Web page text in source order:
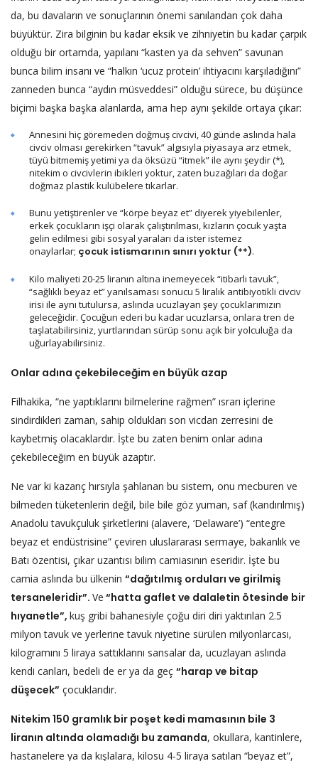
da, bu davaların ve sonuçlarının önemi sanılandan çok daha
büyüktür. Zira bilginin bu kadar eksik ve zihniyetin bu kadar çarpık
olduğu bir ortamda, yapılanı “kasten ya da sehven” savunan
bunca bilim insanı ve “halkın ‘ucuz protein’ ihtiyacını karşıladığını”
zanneden bunca “aydın müsveddesi” olduğu sürece, bu düşünce
biçimi başka başka alanlarda, ama hep aynı şekilde ortaya çıkar:
Annesini hiç göremeden doğmuş civcivi, 40 günde aslında hala
civciv olması gerekirken “tavuk” algısıyla piyasaya arz etmek,
tüyü bitmemiş yetimi ya da öksüzü “itmek” ile aynı şeydir (*),
nitekim o civcivlerin ibikleri yoktur, zaten buzağıları da doğar
doğmaz plastik kulübelere tıkarlar.
Bunu yetiştirenler ve “körpe beyaz et” diyerek yiyebilenler,
erkek çocukların işçi olarak çalıştırılması, kızların çocuk yaşta
gelin edilmesi gibi sosyal yaraları da ister istemez
onaylarlar; çocuk istismarının sınırı yoktur (**).
Kilo maliyeti 20-25 liranın altına inemeyecek “itibarlı tavuk”,
“sağlıklı beyaz et” yanılsaması sonucu 5 liralık antibiyotikli civciv
irisi ile aynı tutulursa, aslında ucuzlayan şey çocuklarımızın
geleceğidir. Çocuğun ederi bu kadar ucuzlarsa, onlara tren de
taşlatabilirsiniz, yurtlarından sürüp sonu açık bir yolculuğa da
uğurlayabilirsiniz.
Onlar adına çekebileceğim en büyük azap
Filhakika, “ne yaptıklarını bilmelerine rağmen” ısrarı içlerine
sindirdikleri zaman, sahip oldukları son vicdan zerresini de
kaybetmiş olacaklardır. İşte bu zaten benim onlar adına
çekebileceğim en büyük azaptır.
Ne var ki kazanç hırsıyla şahlanan bu sistem, onu mecburen ve
bilmeden tüketenlerin değil, bile bile göz yuman, saf (kandırılmış)
Anadolu tavukçuluk şirketlerini (alavere, ‘Delaware’) “entegre
beyaz et endüstrisine” çeviren uluslararası sermaye, bakanlık ve
Batı özentisi, çıkar uzantısı bilim camiasının eseridir. İşte bu
camia aslında bu ülkenin “dağıtılmış orduları ve girilmiş
tersaneleridir”. Ve “hatta gaflet ve dalaletin ötesinde bir
hıyanetle”, kuş gribi bahanesiyle çoğu diri diri yaktırılan 2.5
milyon tavuk ve yerlerine tavuk niyetine sürülen milyonlarcası,
kilogramını 5 liraya sattıklarını sansalar da, ucuzlayan aslında
kendi canları, bedeli de er ya da geç “harap ve bitap
düşecek” çocuklarıdır.
Nitekim 150 gramlık bir poşet kedi mamasının bile 3
liranın altında olamadığı bu zamanda, okullara, kantinlere,
hastanelere ya da kışlalara, kilosu 4-5 liraya satılan “beyaz et”,